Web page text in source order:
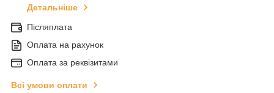
Детальніше
Післяплата
Оплата на рахунок
Оплата за реквізитами
Всі умови оплати